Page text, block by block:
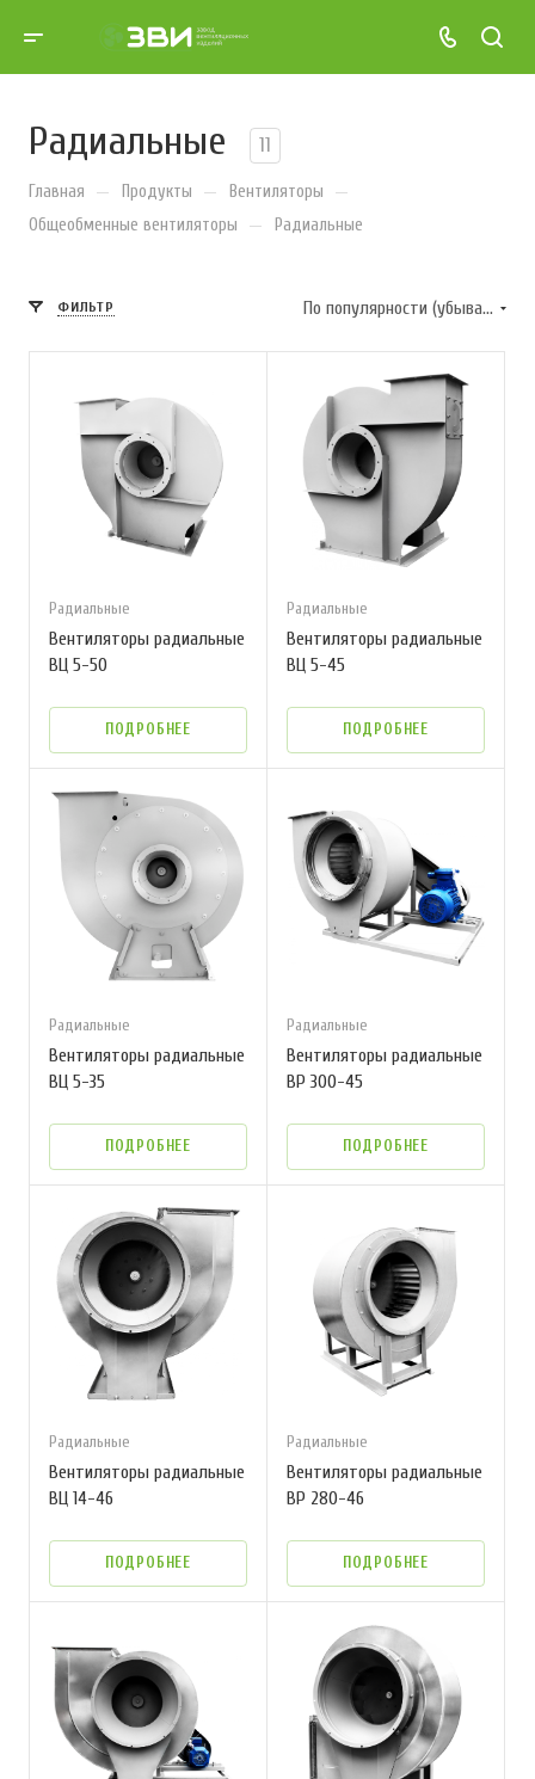
Радиальные 11
Главная — Продукты — Вентиляторы —
Общеобменные вентиляторы — Радиальные
ФИЛЬТР По популярности (убывание)
Радиальные
Вентиляторы радиальные
ВЦ 5-50
ПОДРОБНЕЕ
Радиальные
Вентиляторы радиальные
ВЦ 5-45
ПОДРОБНЕЕ
Радиальные
Вентиляторы радиальные
ВЦ 5-35
ПОДРОБНЕЕ
Радиальные
Вентиляторы радиальные
ВР 300-45
ПОДРОБНЕЕ
Радиальные
Вентиляторы радиальные
ВЦ 14-46
ПОДРОБНЕЕ
Радиальные
Вентиляторы радиальные
ВР 280-46
ПОДРОБНЕЕ